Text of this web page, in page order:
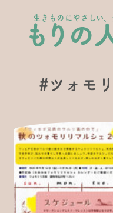
生きものにやさしい
#ツォモ